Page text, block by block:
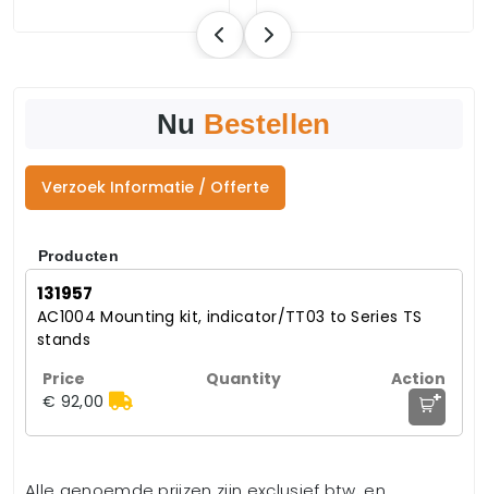
Nu Bestellen
Verzoek Informatie / Offerte
Producten
131957
AC1004 Mounting kit, indicator/TT03 to Series TS
stands
€ 92,00 +